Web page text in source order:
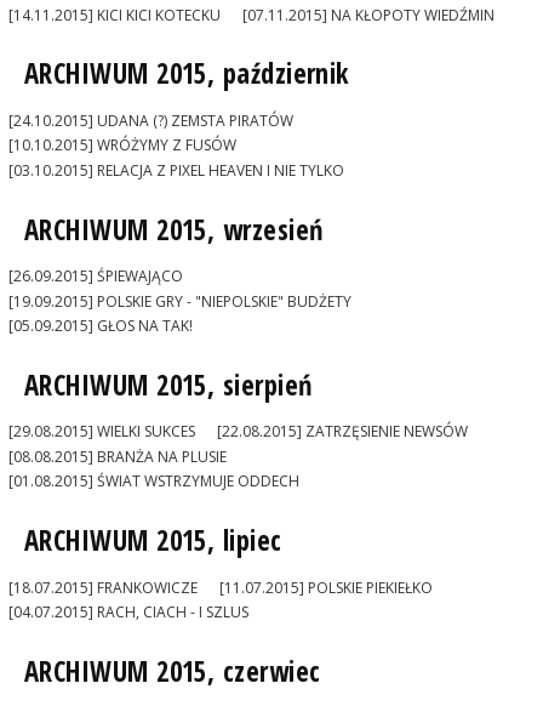
[14.11.2015] KICI KICI KOTECKU
[07.11.2015] NA KŁOPOTY WIEDŹMIN
ARCHIWUM 2015, październik
[24.10.2015] UDANA (?) ZEMSTA PIRATÓW
[10.10.2015] WRÓŻYMY Z FUSÓW
[03.10.2015] RELACJA Z PIXEL HEAVEN I NIE TYLKO
ARCHIWUM 2015, wrzesień
[26.09.2015] ŚPIEWAJĄCO
[19.09.2015] POLSKIE GRY - "NIEPOLSKIE" BUDŻETY
[05.09.2015] GŁOS NA TAK!
ARCHIWUM 2015, sierpień
[29.08.2015] WIELKI SUKCES
[22.08.2015] ZATRZĘSIENIE NEWSÓW
[08.08.2015] BRANŻA NA PLUSIE
[01.08.2015] ŚWIAT WSTRZYMUJE ODDECH
ARCHIWUM 2015, lipiec
[18.07.2015] FRANKOWICZE
[11.07.2015] POLSKIE PIEKIEŁKO
[04.07.2015] RACH, CIACH - I SZLUS
ARCHIWUM 2015, czerwiec